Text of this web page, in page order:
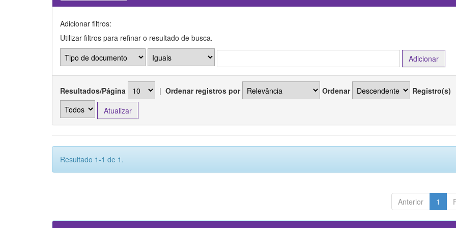
Adicionar filtros:
Utilizar filtros para refinar o resultado de busca.
Resultados/Página | Ordenar registros por Ordenar Registro(s)
Resultado 1-1 de 1.
Anterior 1